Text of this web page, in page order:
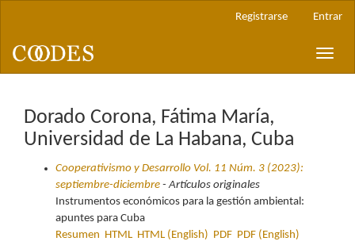
principal
Barra
Registrarse Entrar
Toggle
Dorado Corona, Fátima María,
Universidad de La Habana, Cuba
Cooperativismo y Desarrollo Vol. 11 Núm. 3 (2023):
septiembre-diciembre - Artículos originales
Instrumentos económicos para la gestión ambiental:
apuntes para Cuba
Resumen HTML HTML (English) PDF PDF (English)